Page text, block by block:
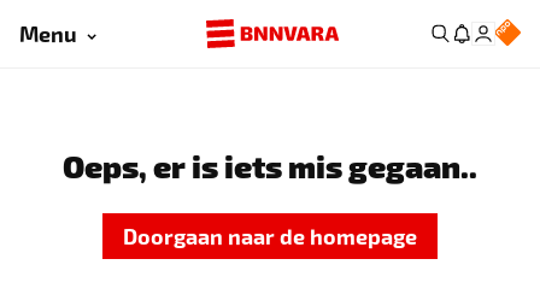
Menu
Oeps, er is iets mis gegaan..
Doorgaan naar de homepage